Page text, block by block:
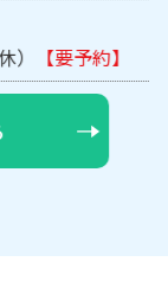
【要予約】